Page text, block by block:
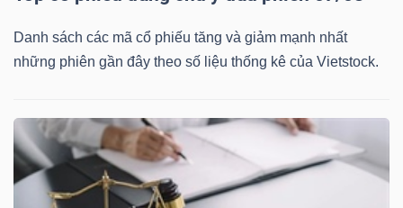
Danh sách các mã cổ phiếu tăng và giảm mạnh nhất
những phiên gần đây theo số liệu thống kê của Vietstock.